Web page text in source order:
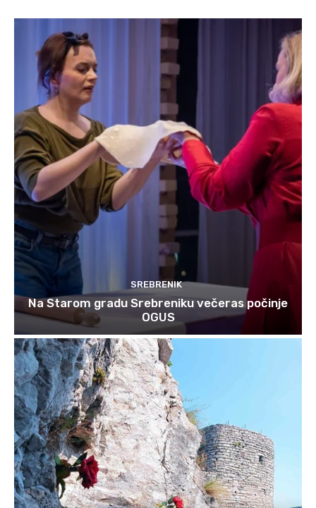
SREBRENIK
Na Starom gradu Srebreniku večeras počinje
OGUS